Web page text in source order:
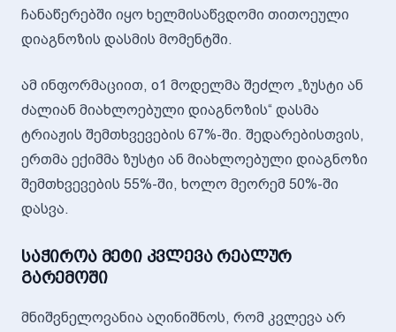
ჩანაწერებში იყო ხელმისაწვდომი თითოეული
დიაგნოზის დასმის მომენტში.
ამ ინფორმაციით, o1 მოდელმა შეძლო „ზუსტი ან
ძალიან მიახლოებული დიაგნოზის“ დასმა
ტრიაჟის შემთხვევების 67%-ში. შედარებისთვის,
ერთმა ექიმმა ზუსტი ან მიახლოებული დიაგნოზი
შემთხვევების 55%-ში, ხოლო მეორემ 50%-ში
დასვა.
საჭიროა მეტი კვლევა რეალურ
გარემოში
მნიშვნელოვანია აღინიშნოს, რომ კვლევა არ